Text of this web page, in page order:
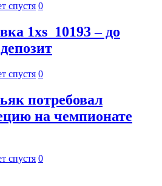
спустя 0
1xs_10193 – до
спустя 0
потребовал
на чемпионате
спустя 0